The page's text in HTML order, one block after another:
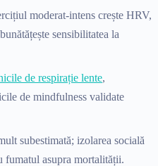
moderat-intens crește HRV,
sensibilitatea la
de respirație lente,
de mindfulness validate
subestimată; izolarea socială
fumatul asupra mortalității.